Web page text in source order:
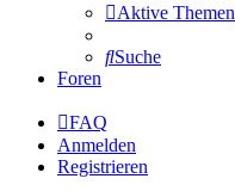
Aktive Themen
Suche
Foren
FAQ
Anmelden
Registrieren